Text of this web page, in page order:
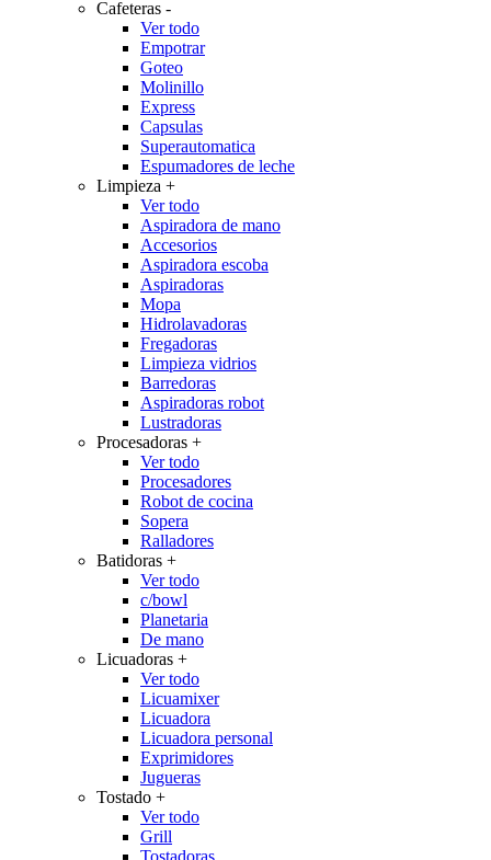
Cafeteras -
Ver todo
Empotrar
Goteo
Molinillo
Express
Capsulas
Superautomatica
Espumadores de leche
Limpieza +
Ver todo
Aspiradora de mano
Accesorios
Aspiradora escoba
Aspiradoras
Mopa
Hidrolavadoras
Fregadoras
Limpieza vidrios
Barredoras
Aspiradoras robot
Lustradoras
Procesadoras +
Ver todo
Procesadores
Robot de cocina
Sopera
Ralladores
Batidoras +
Ver todo
c/bowl
Planetaria
De mano
Licuadoras +
Ver todo
Licuamixer
Licuadora
Licuadora personal
Exprimidores
Jugueras
Tostado +
Ver todo
Grill
Tostadoras